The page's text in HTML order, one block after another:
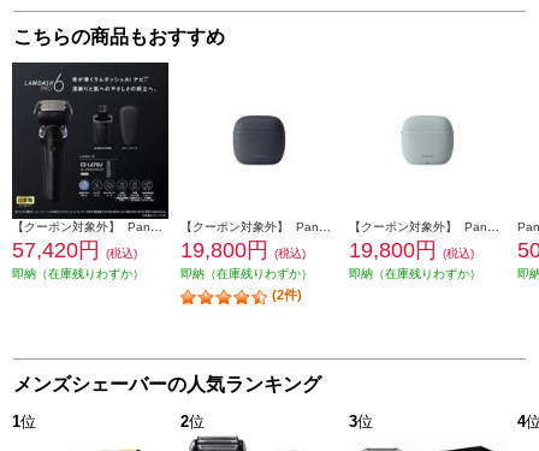
こちらの商品もおすすめ
57,420円
(税込)
即納（在庫残りわずか）
19,800円
(税込)
即納（在庫残りわずか）
(2件)
19,800円
(税込)
即納（在庫残りわずか）
即
メンズシェーバーの人気ランキング
1位 2位 3位 4